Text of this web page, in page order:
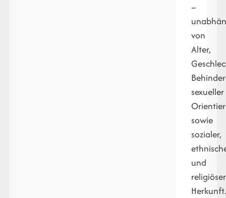
–
von
Alter,
sexueller
sowie
sozialer,
und
religiöser